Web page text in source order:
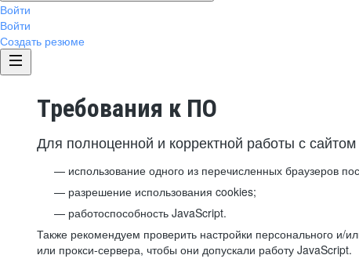
Войти
Войти
Создать резюме
Требования к ПО
Для полноценной и корректной работы с
использование одного из перечисленных браузеров
разрешение использования cookies;
работоспособность JavaScript.
Также рекомендуем проверить настройки персонального и/
или прокси-сервера, чтобы они допускали работу JavaScript.